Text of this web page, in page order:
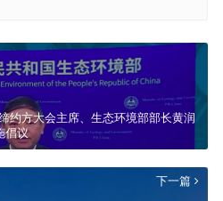
约方大会主席、生态环境部部长黄润
倡议
下一篇